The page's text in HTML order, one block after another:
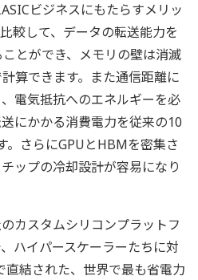
ビジネスにもたらすメリッ
較して、データの転送能力を
とができ、メモリの壁は消滅
算できます。また通信距離に
電気抵抗へのエネルギーを必
にかかる消費電力を従来の10
。さらにGPUとHBMを密集さ
ップの冷却設計が容易になり
カスタムシリコンプラットフ
ハイパースケーラーたちに対
結された、世界で最も省電力